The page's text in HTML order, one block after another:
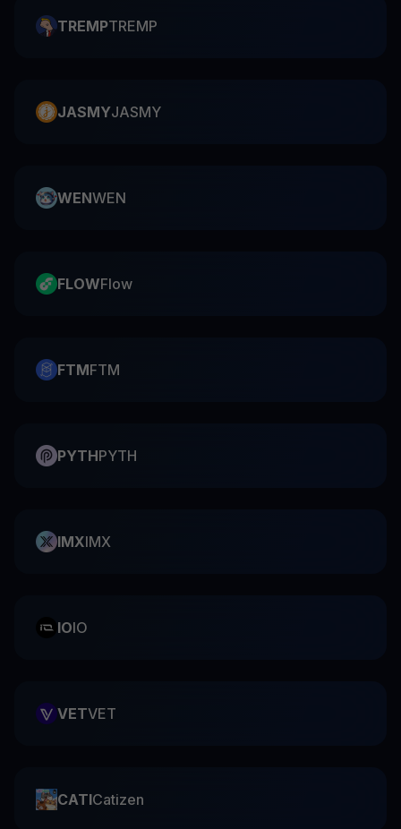
TREMPTREMP
JASMYJASMY
WENWEN
FLOWFlow
FTMFTM
PYTHPYTH
IMXIMX
IOIO
VETVET
CATICatizen